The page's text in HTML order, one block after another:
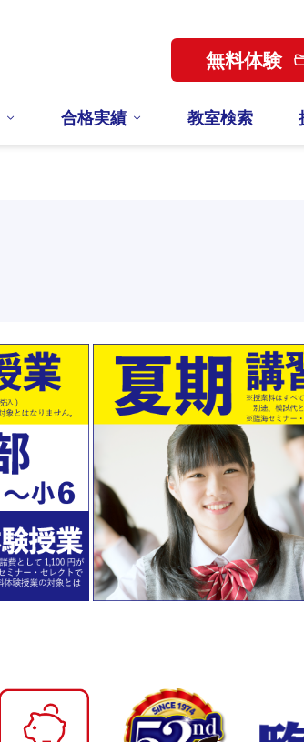
無料体験
合格実績 教室検索